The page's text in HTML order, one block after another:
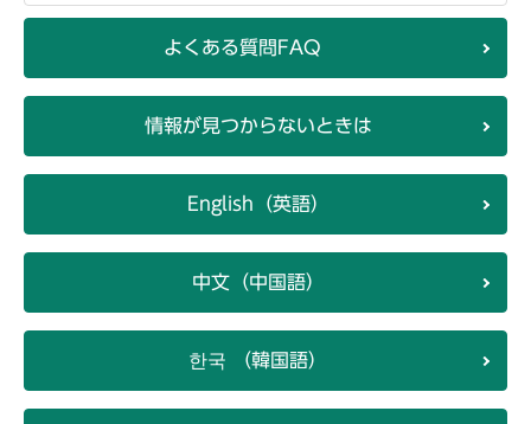
よくある質問FAQ
情報が見つからないときは
English（英語）
中文（中国語）
한국 （韓国語）